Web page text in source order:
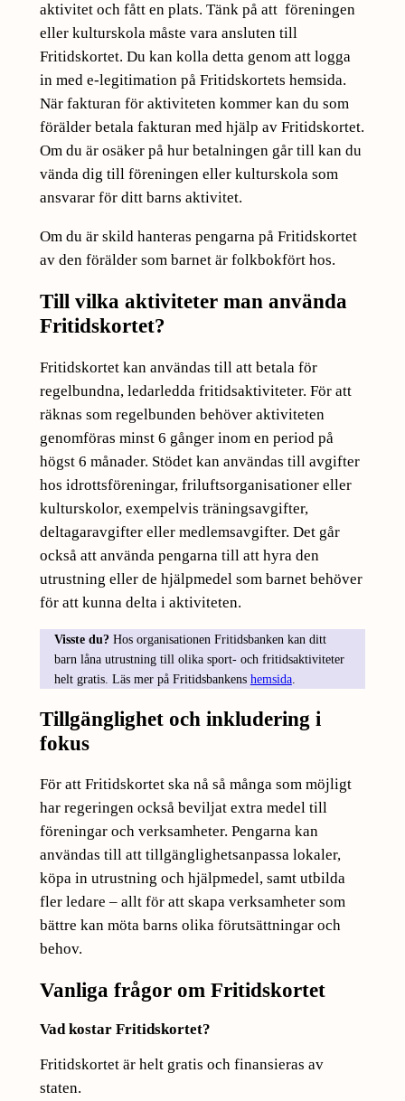
aktivitet och fått en plats. Tänk på att föreningen
eller kulturskola måste vara ansluten till
Fritidskortet. Du kan kolla detta genom att logga
in med e-legitimation på Fritidskortets hemsida.
När fakturan för aktiviteten kommer kan du som
förälder betala fakturan med hjälp av Fritidskortet.
Om du är osäker på hur betalningen går till kan du
vända dig till föreningen eller kulturskola som
ansvarar för ditt barns aktivitet.
Om du är skild hanteras pengarna på Fritidskortet
av den förälder som barnet är folkbokfört hos.
Till vilka aktiviteter man använda
Fritidskortet?
Fritidskortet kan användas till att betala för
regelbundna, ledarledda fritidsaktiviteter. För att
räknas som regelbunden behöver aktiviteten
genomföras minst 6 gånger inom en period på
högst 6 månader. Stödet kan användas till avgifter
hos idrottsföreningar, friluftsorganisationer eller
kulturskolor, exempelvis träningsavgifter,
deltagaravgifter eller medlemsavgifter. Det går
också att använda pengarna till att hyra den
utrustning eller de hjälpmedel som barnet behöver
för att kunna delta i aktiviteten.
Visste du? Hos organisationen Fritidsbanken kan ditt
barn låna utrustning till olika sport- och fritidsaktiviteter
helt gratis. Läs mer på Fritidsbankens hemsida.
Tillgänglighet och inkludering i
fokus
För att Fritidskortet ska nå så många som möjligt
har regeringen också beviljat extra medel till
föreningar och verksamheter. Pengarna kan
användas till att tillgänglighetsanpassa lokaler,
köpa in utrustning och hjälpmedel, samt utbilda
fler ledare – allt för att skapa verksamheter som
bättre kan möta barns olika förutsättningar och
behov.
Vanliga frågor om Fritidskortet
Vad kostar Fritidskortet?
Fritidskortet är helt gratis och finansieras av
staten.